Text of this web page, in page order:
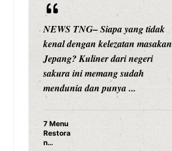
NEWS TNG– Siapa yang tidak
kenal dengan kelezatan masakan
Jepang? Kuliner dari negeri
sakura ini memang sudah
mendunia dan punya ...
7 Menu
Restora
n